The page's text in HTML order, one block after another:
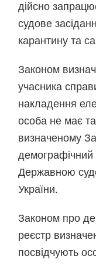
дійсно
судове
карантину та
Законом
учасника
накладення
особа не має
визначеному
Державною
України.
Законом про
реєстр
посвідчують